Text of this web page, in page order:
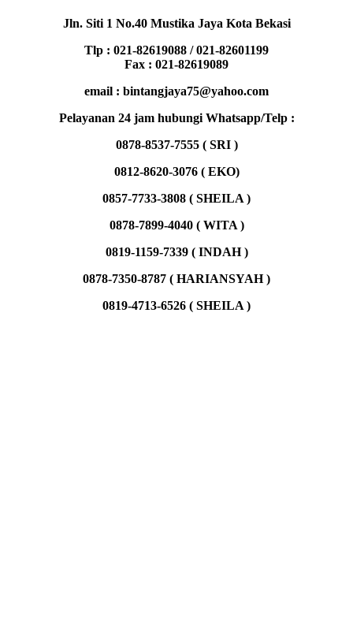
Jln. Siti 1 No.40 Mustika Jaya Kota Bekasi
Tlp : 021-82619088 / 021-82601199
Fax : 021-82619089
email : bintangjaya75@yahoo.com
Pelayanan 24 jam hubungi Whatsapp/Telp :
0878-8537-7555 ( SRI )
0812-8620-3076 ( EKO)
0857-7733-3808 ( SHEILA )
0878-7899-4040 ( WITA )
0819-1159-7339 ( INDAH )
0878-7350-8787 ( HARIANSYAH )
0819-4713-6526 ( SHEILA )